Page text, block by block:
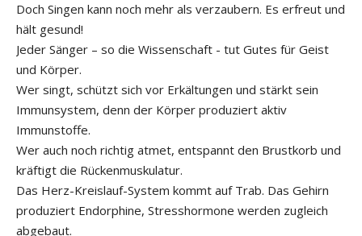
Doch Singen kann noch mehr als verzaubern. Es erfreut und
hält gesund!
Jeder Sänger – so die Wissenschaft - tut Gutes für Geist
und Körper.
Wer singt, schützt sich vor Erkältungen und stärkt sein
Immunsystem, denn der Körper produziert aktiv
Immunstoffe.
Wer auch noch richtig atmet, entspannt den Brustkorb und
kräftigt die Rückenmuskulatur.
Das Herz-Kreislauf-System kommt auf Trab. Das Gehirn
produziert Endorphine, Stresshormone werden zugleich
abgebaut.